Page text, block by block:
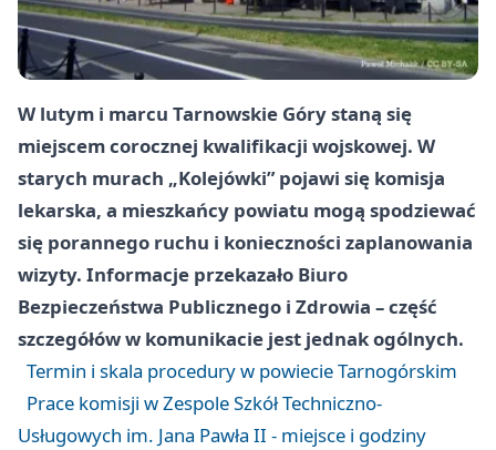
W lutym i marcu Tarnowskie Góry staną się
miejscem corocznej kwalifikacji wojskowej. W
starych murach „Kolejówki” pojawi się komisja
lekarska, a mieszkańcy powiatu mogą spodziewać
się porannego ruchu i konieczności zaplanowania
wizyty. Informacje przekazało Biuro
Bezpieczeństwa Publicznego i Zdrowia – część
szczegółów w komunikacie jest jednak ogólnych.
Termin i skala procedury w powiecie Tarnogórskim
Prace komisji w Zespole Szkół Techniczno-
Usługowych im. Jana Pawła II - miejsce i godziny